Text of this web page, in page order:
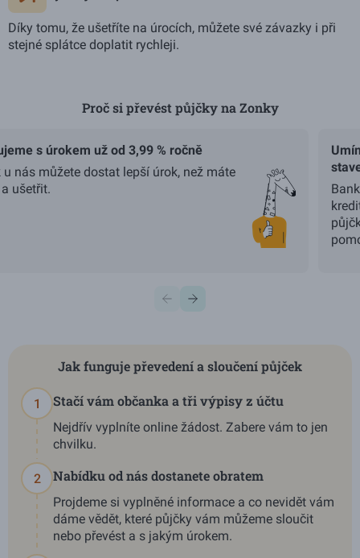
Díky tomu, že ušetříte na úrocích, můžete své závazky i při
stejné splátce doplatit rychleji.
Proč si převést půjčky na Zonky
s úrokem už od 3,99 % ročně
u nás můžete dostat lepší úrok, než máte
ušetřit.
Jak funguje převedení a sloučení půjček
1 Stačí vám občanka a tři výpisy z účtu
Nejdřív vyplníte online žádost. Zabere vám to jen
chvilku.
2 Nabídku od nás dostanete obratem
Projdeme si vyplněné informace a co nevidět vám
dáme vědět, které půjčky vám můžeme sloučit
nebo převést a s jakým úrokem.